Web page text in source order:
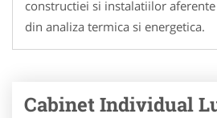
constructiei si instalatiilor
din analiza termica si energetica.
Cabinet Individual